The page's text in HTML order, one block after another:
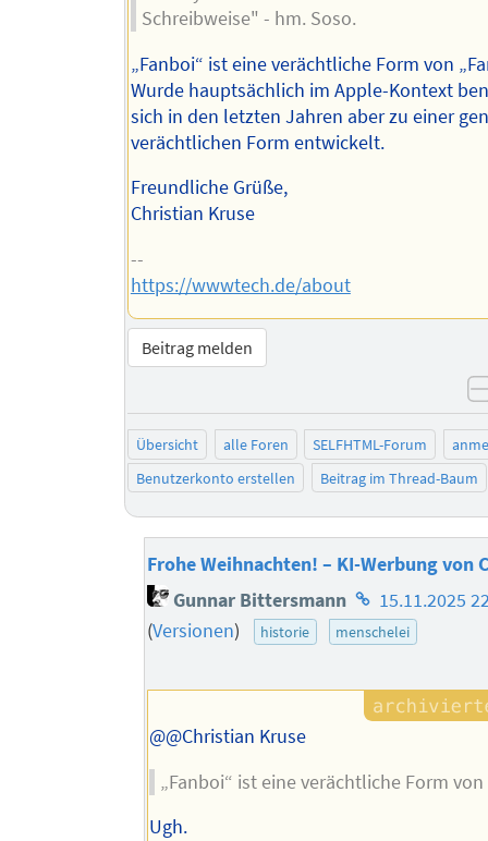
Schreibweise" - hm. Soso.
„Fanboi“ ist eine verächtliche Form von
Wurde hauptsächlich im Apple-Kontext
sich in den letzten Jahren aber zu einer
verächtlichen Form entwickelt.
Freundliche Grüße,
Christian Kruse
--
https://wwwtech.de/about
Beitrag melden
Übersicht alle Foren SELFHTML-Forum
Benutzerkonto erstellen
Beitrag im Thread-Baum
Frohe Weihnachten! – KI-Werbung von
Gunnar Bittersmann Homepage
des
15.11.2025
(Versionen) historie menschelei
@@Christian Kruse
„Fanboi“ ist eine verächtliche Form von
Ugh.